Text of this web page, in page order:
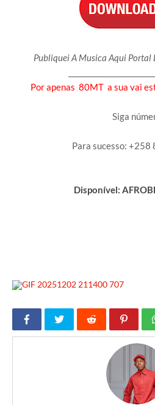
Publiquei A Musica Aqui Portal
Por apenas 80MT a sua vai
Siga
Para sucesso:
Disponível: